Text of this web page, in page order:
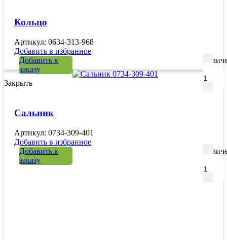
Кольцо
Артикул: 0634-313-968
Добавить в избранное
Добавить к
заказу
Закрыть
Сальник
Артикул: 0734-309-401
Добавить в избранное
Добавить к
заказу